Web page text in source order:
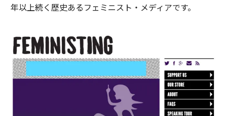
年以上続く歴史あるフェミニスト・メディアです。